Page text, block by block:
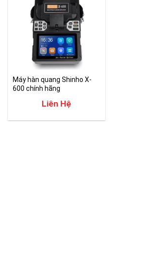
Máy hàn quang Shinho X-
600 chính hãng
Liên Hệ